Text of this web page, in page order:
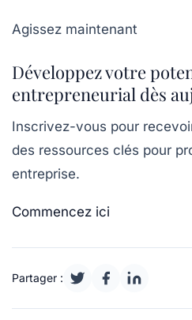
Agissez maintenant
Développez votre
entrepreneurial dès
Inscrivez-vous pour
des ressources clés pour
entreprise.
Commencez ici
Partager :